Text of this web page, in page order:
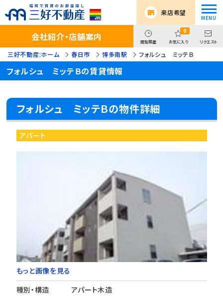
来店希望
会社紹介・店舗案内 閲覧履歴
0
お気に入り リクエスト
三好不動産:ホーム 春日市 博多南駅 フォルシュ ミッテＢ
フォルシュ ミッテＢの賃貸情報
フォルシュ ミッテＢの物件詳細
アパート
もっと画像を見る
種別・構造
アパート木造